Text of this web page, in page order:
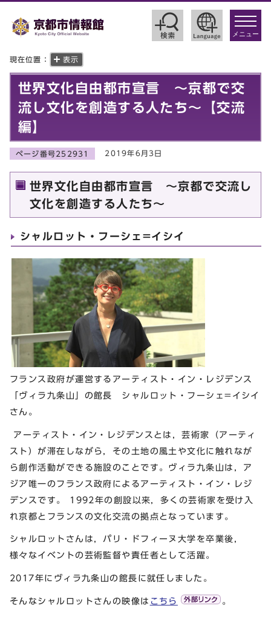
toggle
メニュー
現在位置： 表示
世界文化自由都市宣言 ～京都で交
流し文化を創造する人たち～【交流
編】
ページ番号252931 2019年6月3日
世界文化自由都市宣言 ～京都で交流し
文化を創造する人たち～
シャルロット・フーシェ=イシイ
フランス政府が運営するアーティスト・イン・レジデンス
「ヴィラ九条山」の館長 シャルロット・フーシェ=イシイ
さん。
アーティスト・イン・レジデンスとは，芸術家（アーティ
スト）が滞在しながら，その土地の風土や文化に触れなが
ら創作活動ができる施設のことです。ヴィラ九条山は，ア
ジア唯一のフランス政府によるアーティスト・イン・レジ
デンスです。 1992年の創設以来，多くの芸術家を受け入
れ京都とフランスの文化交流の拠点となっています。
シャルロットさんは，パリ・ドフィーヌ大学を卒業後，
様々なイベントの芸術監督や責任者として活躍。
2017年にヴィラ九条山の館長に就任しました。
そんなシャルロットさんの映像は こちら 。